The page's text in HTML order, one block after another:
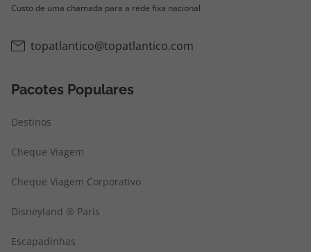
Custo de uma chamada para a rede fixa nacional
topatlantico@topatlantico.com
Pacotes Populares
Destinos
Cheque Viagem
Cheque Viagem Corporativo
Disneyland ® Paris
Escapadinhas